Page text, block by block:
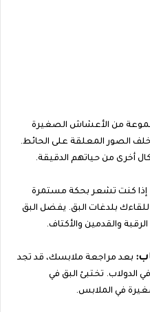
من الأعشاش الصغيرة
خلف الصور المعلقة على الحائط.
أخرى من حياتهم الدقيقة.
إذا كنت تشعر بحكة مستمرة
بلدغات البق. يفضل البق
والقدمين والأكتاف.
بعد مراجعة ملابسك، قد تجد
الدولاب. تختبئ البق في
في الملابس.